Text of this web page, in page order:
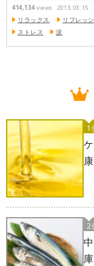
414,134 views 2013.03.15
リラックス リフレッ
ストレス
涙
1
2